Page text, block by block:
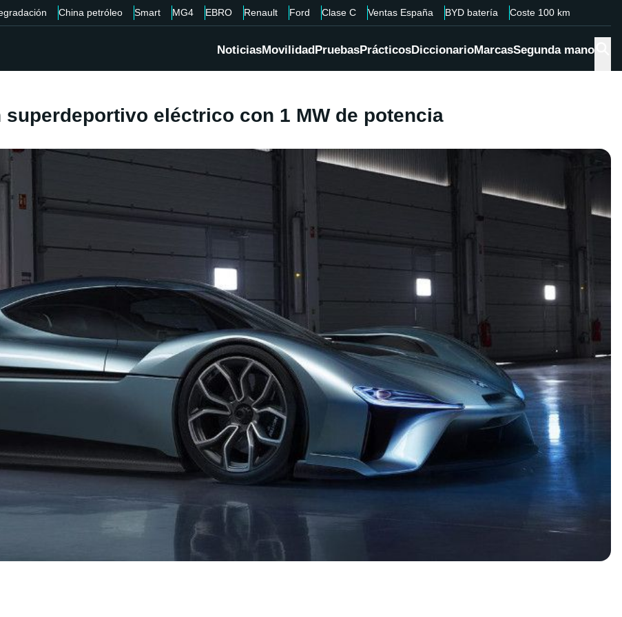
China petróleo Smart MG4 EBRO Renault Ford Clase C Ventas España BYD batería Coste 100 km
NoticiasMovilidadPruebasPrácticosDiccionarioMarcasSegunda mano
superdeportivo eléctrico con 1 MW de potencia